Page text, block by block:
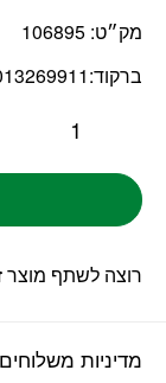
מק״ט: 106895
ברקוד:
מדיניות
רוצה לשתף מוצר